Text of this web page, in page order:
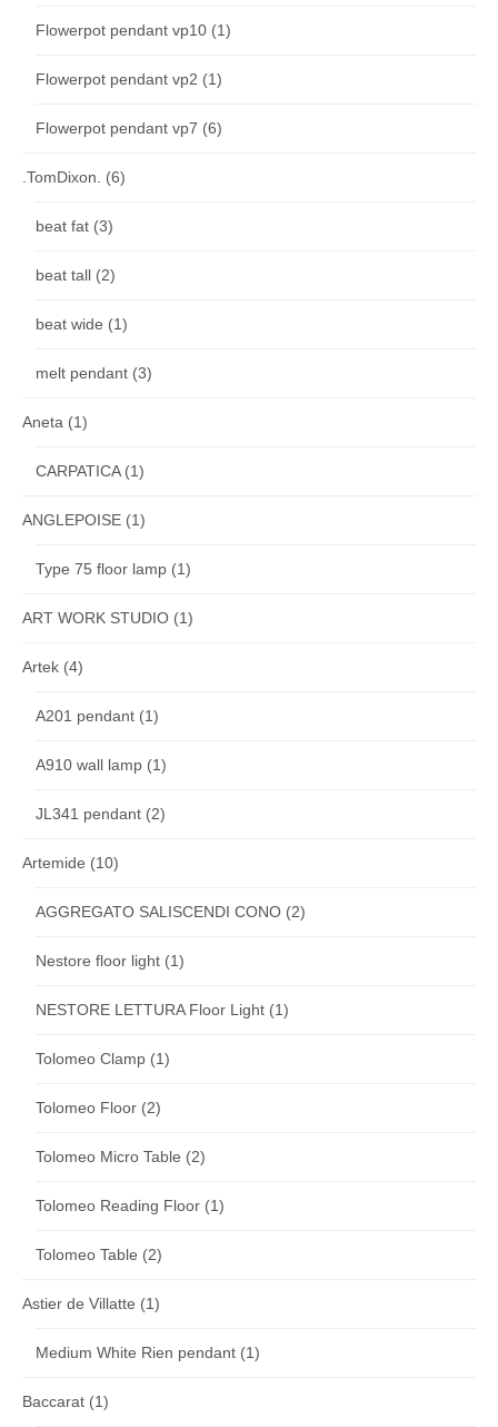
Flowerpot pendant vp10 (1)
Flowerpot pendant vp2 (1)
Flowerpot pendant vp7 (6)
.TomDixon. (6)
beat fat (3)
beat tall (2)
beat wide (1)
melt pendant (3)
Aneta (1)
CARPATICA(1)
ANGLEPOISE (1)
Type 75 floor lamp (1)
ART WORK STUDIO (1)
Artek (4)
A201 pendant (1)
A910 wall lamp (1)
JL341 pendant (2)
Artemide (10)
AGGREGATO SALISCENDI CONO (2)
Nestore floor light (1)
NESTORE LETTURA Floor Light (1)
Tolomeo Clamp (1)
Tolomeo Floor (2)
Tolomeo Micro Table (2)
Tolomeo Reading Floor (1)
Tolomeo Table (2)
Astier de Villatte (1)
Medium White Rien pendant (1)
Baccarat (1)